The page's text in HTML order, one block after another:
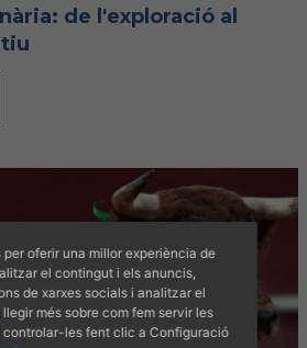
de l'exploració al
oferir una millor experiència de
el contingut i els anuncis,
de xarxes socials i analitzar el
més sobre com fem servir les
les fent clic a Configuració